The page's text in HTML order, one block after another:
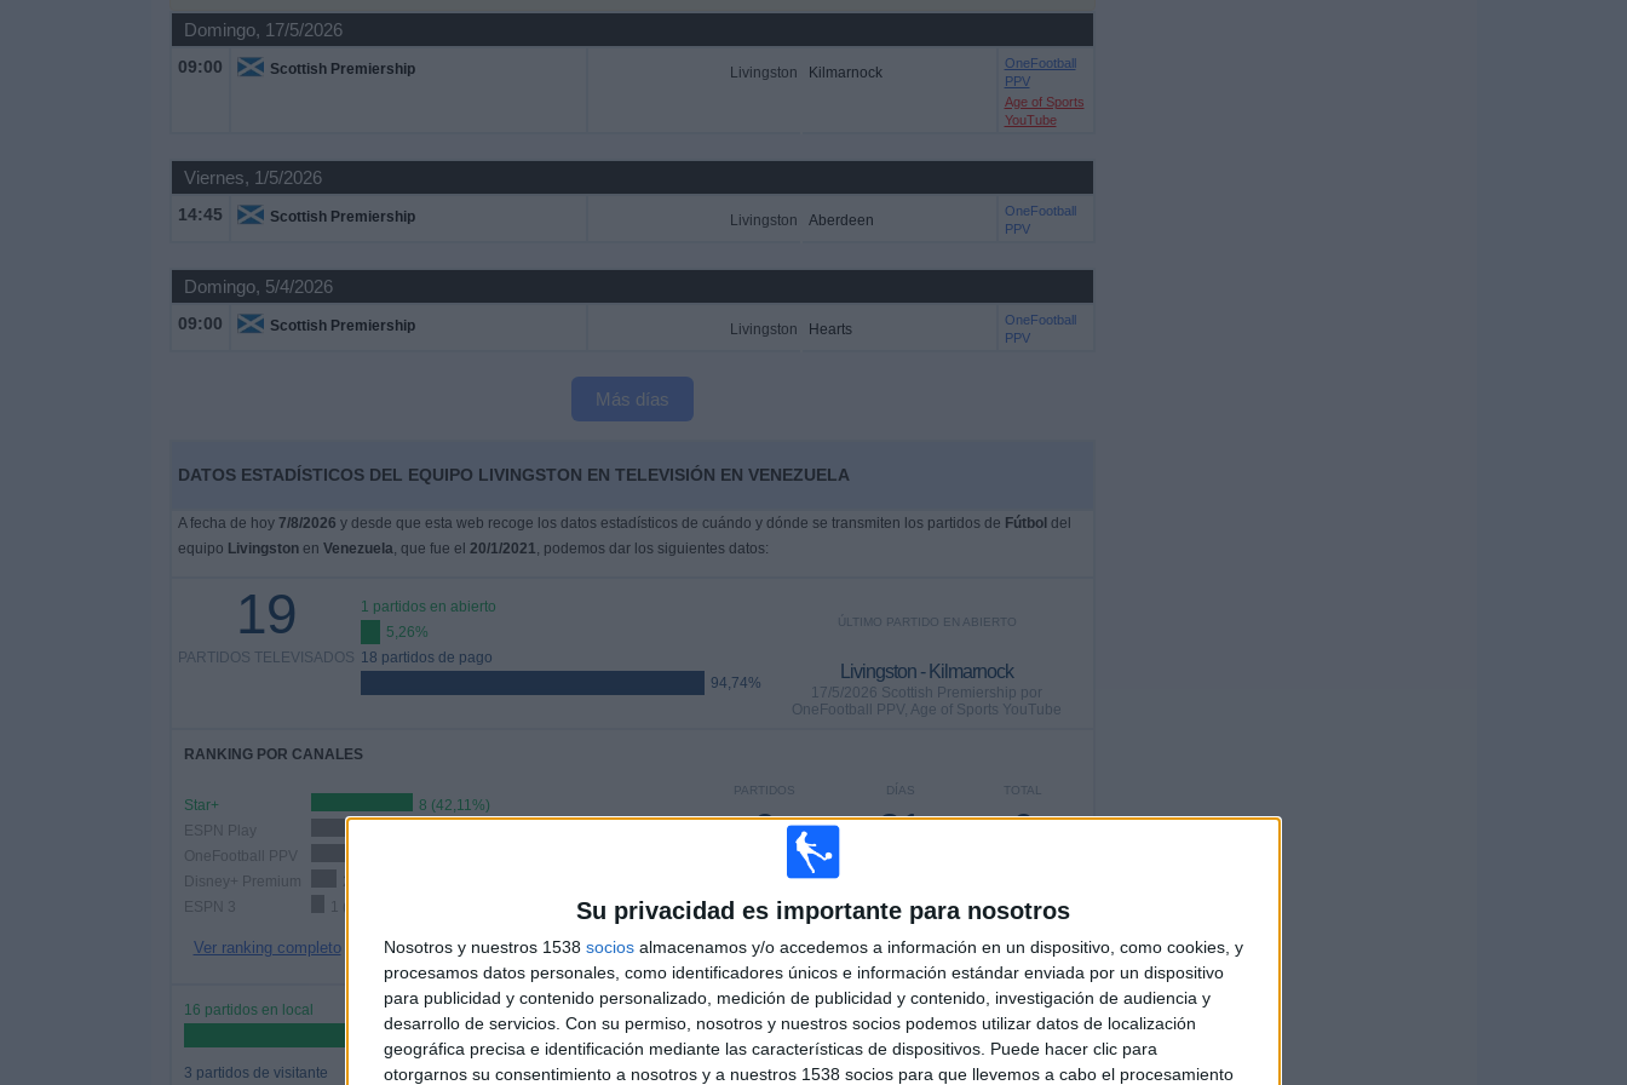
Su privacidad es importante para nosotros
Nosotros y nuestros 1538 socios almacenamos y/o accedemos a información en un dispositivo, como cookies, y
procesamos datos personales, como identificadores únicos e información estándar enviada por un dispositivo
para publicidad y contenido personalizado, medición de publicidad y contenido, investigación de audiencia y
desarrollo de servicios. Con su permiso, nosotros y nuestros socios podemos utilizar datos de localización
geográfica precisa e identificación mediante las características de dispositivos. Puede hacer clic para
otorgarnos su consentimiento a nosotros y a nuestros 1538 socios para que llevemos a cabo el procesamiento
Domingo, 17/5/2026
09:00 Scottish Premiership Livingston Kilmarnock
OneFootball
PPV
Age of Sports
YouTube
Viernes, 1/5/2026
14:45 Scottish Premiership Livingston Aberdeen
OneFootball
PPV
Domingo, 5/4/2026
09:00 Scottish Premiership Livingston Hearts
OneFootball
PPV
Más días
DATOS ESTADÍSTICOS DEL EQUIPO LIVINGSTON EN TELEVISIÓN EN VENEZUELA
A fecha de hoy 7/8/2026 y desde que esta web recoge los datos estadísticos de cuándo y dónde se transmiten los partidos de Fútbol del
equipo Livingstonen Venezuela, que fue el 20/1/2021, podemos dar los siguientes datos:
19
PARTIDOS TELEVISADOS
1 partidos en abierto
5,26%
18 partidos de pago
94,74%
ÚLTIMO PARTIDO EN ABIERTO
Livingston - Kilmarnock
17/5/2026 Scottish Premiership por
OneFootball PPV, Age of Sports YouTube
RANKING POR CANALES
Star+
8 (42,11%)
ESPN Play
OneFootball PPV
Disney+ Premium
2 (10,53%)
ESPN 3
1 (5,26%)
Ver ranking completo
TOTAL
6
DÍAS
81
PARTIDOS
0
CONSECUTIVOS
DE PAGO
16 partidos en local
3 partidos de visitante
TOTAL
10
MÁXIMO
5
TOTAL
2